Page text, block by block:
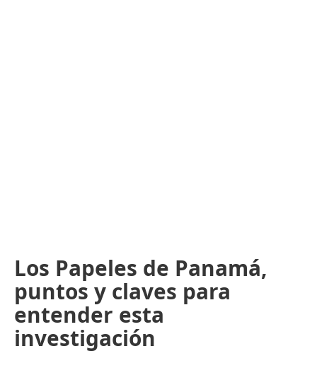
Los Papeles de Panamá,
puntos y claves para
entender esta
investigación